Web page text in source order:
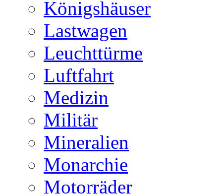
Königshäuser
Lastwagen
Leuchttürme
Luftfahrt
Medizin
Militär
Mineralien
Monarchie
Motorräder